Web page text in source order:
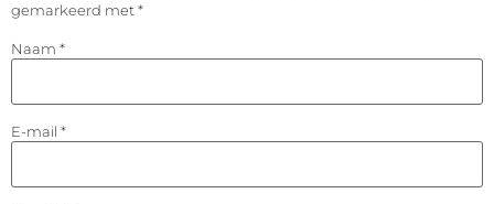
gemarkeerd met*
Naam *
E-mail *